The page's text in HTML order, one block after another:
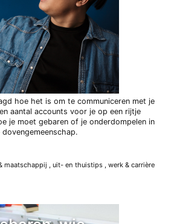
hoe het is om te communiceren met je
aantal accounts voor je op een rijtje
je moet gebaren of je onderdompelen in
maatschappij , uit- en thuistips , werk & carrière